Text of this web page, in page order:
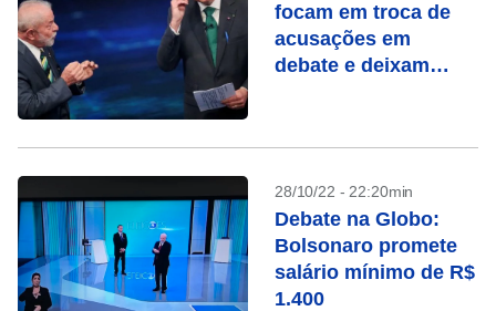
focam em troca de
acusações em
debate e deixam
28/10/22 - 22:20min
Debate na Globo:
Bolsonaro promete
salário mínimo de R$
1.400